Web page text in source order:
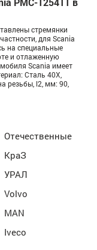
стремянки
для Scania
на специальные
и отлаженную
Scania имеет
Сталь 40Х,
резьбы, l2, мм: 90,
Отечественные
КраЗ
УРАЛ
Volvo
MAN
Iveco